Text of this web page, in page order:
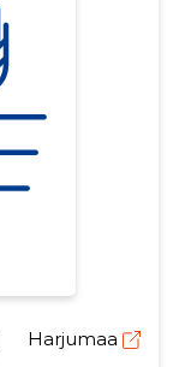
Harjumaa